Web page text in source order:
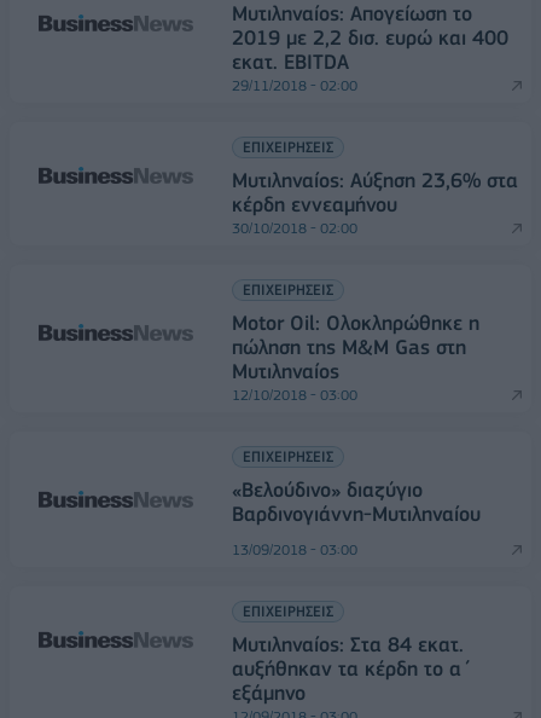
Μυτιληναίος: Απογείωση το
2019 με 2,2 δισ. ευρώ και 400
εκατ. EBITDA
29/11/2018 - 02:00
ΕΠΙΧΕΙΡΗΣΕΙΣ
Μυτιληναίος: Αύξηση 23,6% στα
κέρδη εννεαμήνου
30/10/2018 - 02:00
ΕΠΙΧΕΙΡΗΣΕΙΣ
Motor Oil: Ολοκληρώθηκε η
πώληση της M&M Gas στη
Μυτιληναίος
12/10/2018 - 03:00
ΕΠΙΧΕΙΡΗΣΕΙΣ
«Βελούδινο» διαζύγιο
Βαρδινογιάννη-Μυτιληναίου
13/09/2018 - 03:00
ΕΠΙΧΕΙΡΗΣΕΙΣ
Mυτιληναίος: Στα 84 εκατ.
αυξήθηκαν τα κέρδη το α΄
εξάμηνο